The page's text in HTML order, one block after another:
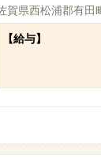
賀県西松浦郡有田
【給与】